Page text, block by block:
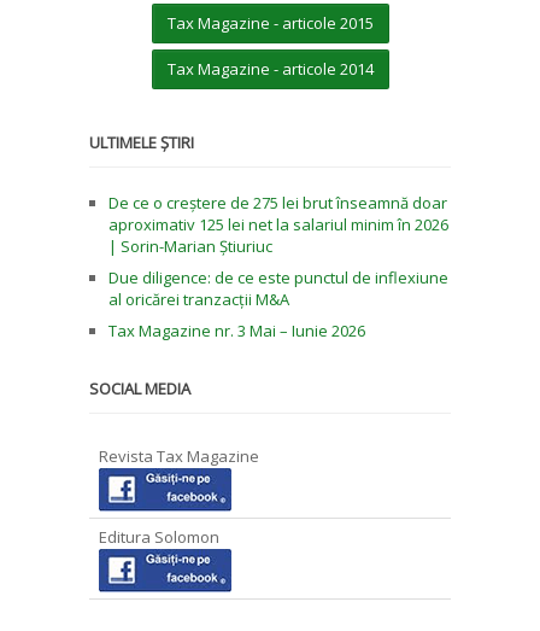
Tax Magazine - articole 2015
Tax Magazine - articole 2014
ULTIMELE ȘTIRI
De ce o creștere de 275 lei brut înseamnă doar
aproximativ 125 lei net la salariul minim în 2026
| Sorin-Marian Știuriuc
Due diligence: de ce este punctul de inflexiune
al oricărei tranzacții M&A
Tax Magazine nr. 3 Mai – Iunie 2026
SOCIAL MEDIA
Revista Tax Magazine
Editura Solomon